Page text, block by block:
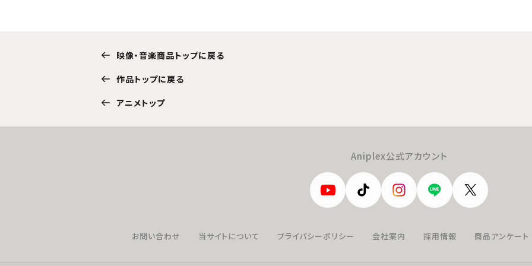
映像・音楽商品トップに戻る
作品トップに戻る
アニメトップ
Aniplex公式アカウント
お問い合わせ 当サイトについて プライバシーポリシー 会社案内 採用情報 商品アンケート